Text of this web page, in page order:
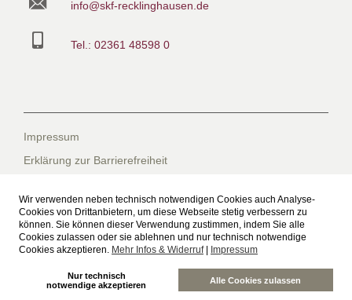
Wir verwenden neben technisch notwendigen Cookies auch Analyse-
Cookies von Drittanbietern, um diese Webseite stetig verbessern zu
können. Sie können dieser Verwendung zustimmen, indem Sie alle
Cookies zulassen oder sie ablehnen und nur technisch notwendige
Cookies akzeptieren. Mehr Infos & Widerruf| Impressum
Nur technisch
notwendige akzeptieren
Alle Cookies zulassen
info@skf-recklinghausen.de
Tel.: 02361 48598 0
Impressum
Erklärung zur Barrierefreiheit
Datenschutzerklärung für die Facebook-Seite
Suche
Sitemap
Freiwilliges Soziales Schuljahr beim SkF